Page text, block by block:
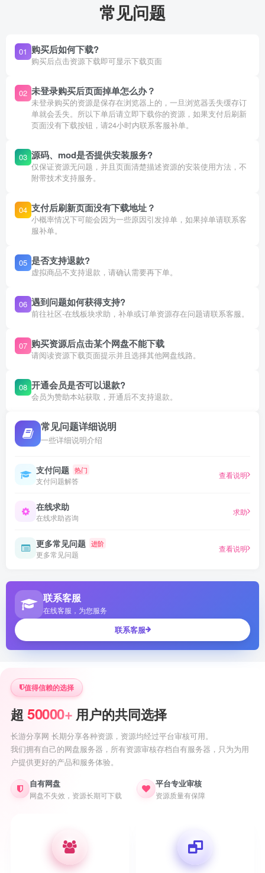
常见问题
01 购买后如何下载?
购买后点击资源下载即可显示下载页面
02 未登录购买后页面掉单怎么办？
未登录购买的资源是保存在浏览器上的，一旦浏览器丢失缓存订
单就会丢失。所以下单后请立即下载你的资源，如果支付后刷新
页面没有下载按钮，请24小时内联系客服补单。
03 源码、mod是否提供安装服务?
仅保证资源无问题，并且页面清楚描述资源的安装使用方法，不
附带技术支持服务。
04 支付后刷新页面没有下载地址？
小概率情况下可能会因为一些原因引发掉单，如果掉单请联系客
服补单。
05 是否支持退款?
虚拟商品不支持退款，请确认需要再下单。
06 遇到问题如何获得支持?
前往社区-在线板块求助，补单或订单资源存在问题请联系客服。
07 购买资源后点击某个网盘不能下载
请阅读资源下载页面提示并且选择其他网盘线路。
08 开通会员是否可以退款?
会员为赞助本站获取，开通后不支持退款。
常见问题详细说明
一些详细说明介绍
支付问题 热门
支付问题解答
查看说明
在线求助
在线求助咨询
求助
更多常见问题 进阶
更多常见问题
查看说明
联系客服
在线客服，为您服务
联系客服
值得信赖的选择
超 50000+ 用户的共同选择
长游分享网 长期分享各种资源，资源均经过平台审核可用。
我们拥有自己的网盘服务器，所有资源审核存档自有服务器，只为为用
户提供更好的产品和服务体验。
自有网盘
网盘不失效，资源长期可下载
平台专业审核
资源质量有保障